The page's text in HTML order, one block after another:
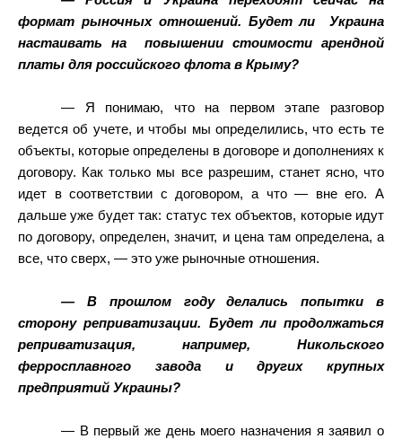
формат рыночных отношений. Будет ли
Украина
настаивать на
повышении стоимости арендной
платы для российского флота в Крыму?
— Я понимаю, что на первом этапе разговор
ведется об учете, и чтобы мы определились, что есть те
объекты, которые определены в договоре и дополнениях к
договору. Как только мы все разрешим, станет ясно, что
идет в соответствии с договором, а что — вне его. А
дальше уже будет так: статус тех объектов, которые идут
по договору, определен, значит, и цена там определена, а
все, что сверх, — это уже рыночные отношения.
— В прошлом году делались попытки в
сторону реприватизации. Будет ли продолжаться
реприватизация, например, Никольского
ферросплавного завода и других крупных
предприятий Украины?
— В первый же день моего назначения я заявил о